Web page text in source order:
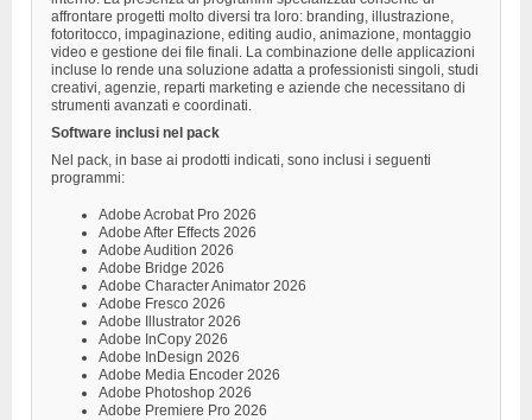
affrontare progetti molto diversi tra loro: branding, illustrazione,
fotoritocco, impaginazione, editing audio, animazione, montaggio
video e gestione dei file finali. La combinazione delle applicazioni
incluse lo rende una soluzione adatta a professionisti singoli, studi
creativi, agenzie, reparti marketing e aziende che necessitano di
strumenti avanzati e coordinati.
Software inclusi nel pack
Nel pack, in base ai prodotti indicati, sono inclusi i seguenti
programmi:
Adobe Acrobat Pro 2026
Adobe After Effects 2026
Adobe Audition 2026
Adobe Bridge 2026
Adobe Character Animator 2026
Adobe Fresco 2026
Adobe Illustrator 2026
Adobe InCopy 2026
Adobe InDesign 2026
Adobe Media Encoder 2026
Adobe Photoshop 2026
Adobe Premiere Pro 2026